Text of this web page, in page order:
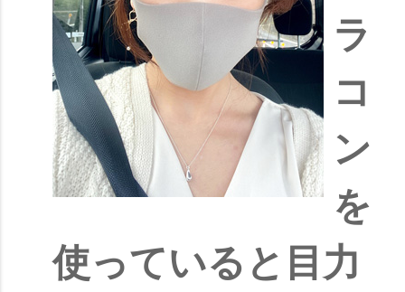
ラ
コ
ン
を
使っていると目力